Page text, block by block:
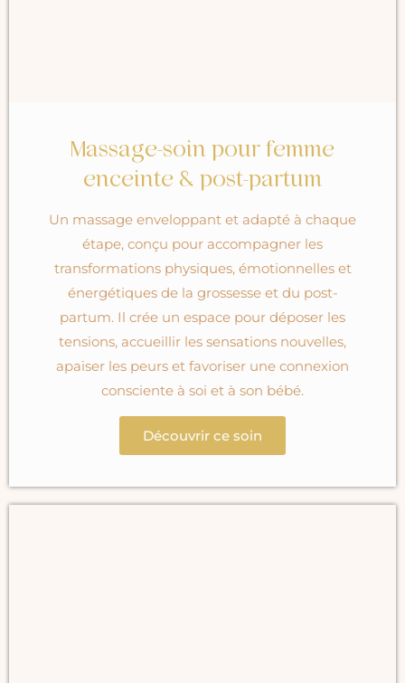
Massage-soin pour femme
enceinte & post-partum
Un massage enveloppant et adapté à chaque
étape, conçu pour accompagner les
transformations physiques, émotionnelles et
énergétiques de la grossesse et du post-
partum. Il crée un espace pour déposer les
tensions, accueillir les sensations nouvelles,
apaiser les peurs et favoriser une connexion
consciente à soi et à son bébé.
Découvrir ce soin